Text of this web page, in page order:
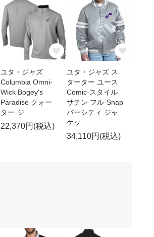
ユタ・ジャズ
Columbia Omni-
Wick Bogey's
Paradise クォー
ター-ジ
22,370円(税込)
ユタ・ジャズ ス
ターター ユース
Comic-スタイル
サテン フル-Snap
バーシティ ジャ
ケッ
34,110円(税込)